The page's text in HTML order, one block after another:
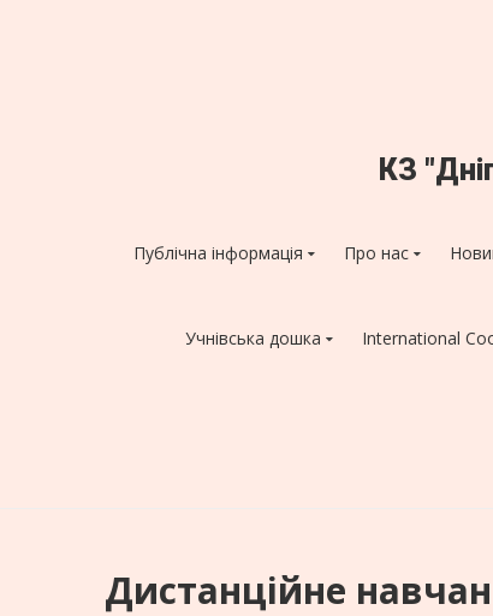
КЗ
Публічна інформація Про нас
Учнівська дошка International
Дистанційне